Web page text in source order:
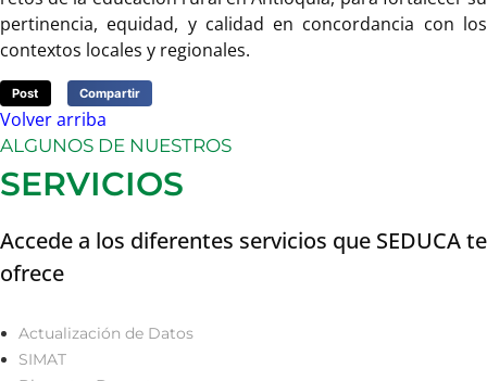
pertinencia, equidad, y calidad en concordancia con los
contextos locales y regionales.
Post Compartir
Volver arriba
ALGUNOS DE NUESTROS
SERVICIOS
Accede a los diferentes servicios que SEDUCA te
ofrece
Actualización de Datos
SIMAT